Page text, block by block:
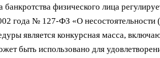
банкротства физического лица
года № 127-ФЗ «О
является конкурсная масса,
быть использовано для